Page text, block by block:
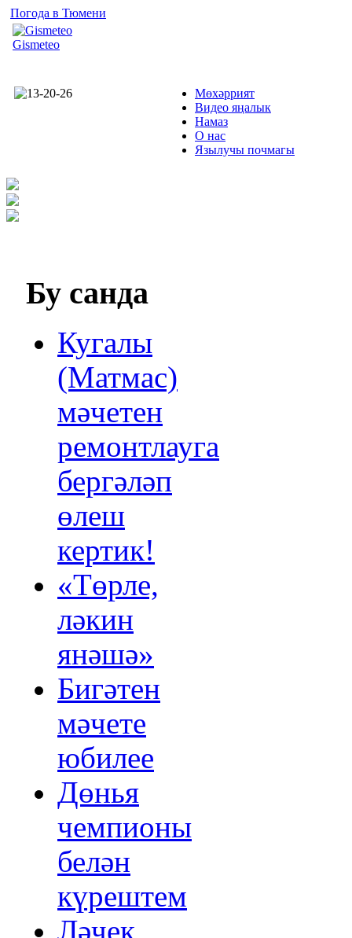
Погода в Тюмени
Gismeteo
Мөхәррият
Видео яңалык
Намаз
О нас
Язылучы почмагы
Бу санда
Кугалы
(Матмас)
мәчетен
ремонтлауга
бергәләп
өлеш
кертик!
«Төрле,
ләкин
янәшә»
Бигәтен
мәчете
юбилее
Дөнья
чемпионы
белән
күрештем
Ләчек